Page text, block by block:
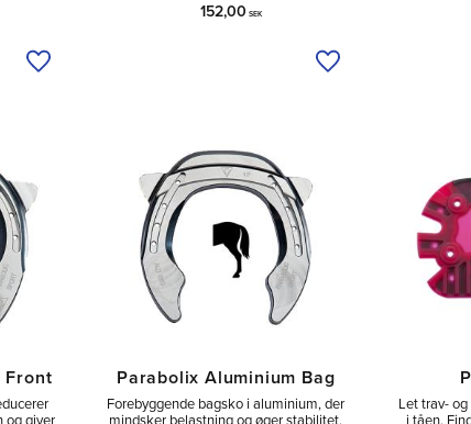
Tilføj til ønskeliste
152,00 SEK
Tilføj til ønskeliste
Front Parabolix Aluminium Bag
Forebyggende bagsko i aluminium, der
Let trav-